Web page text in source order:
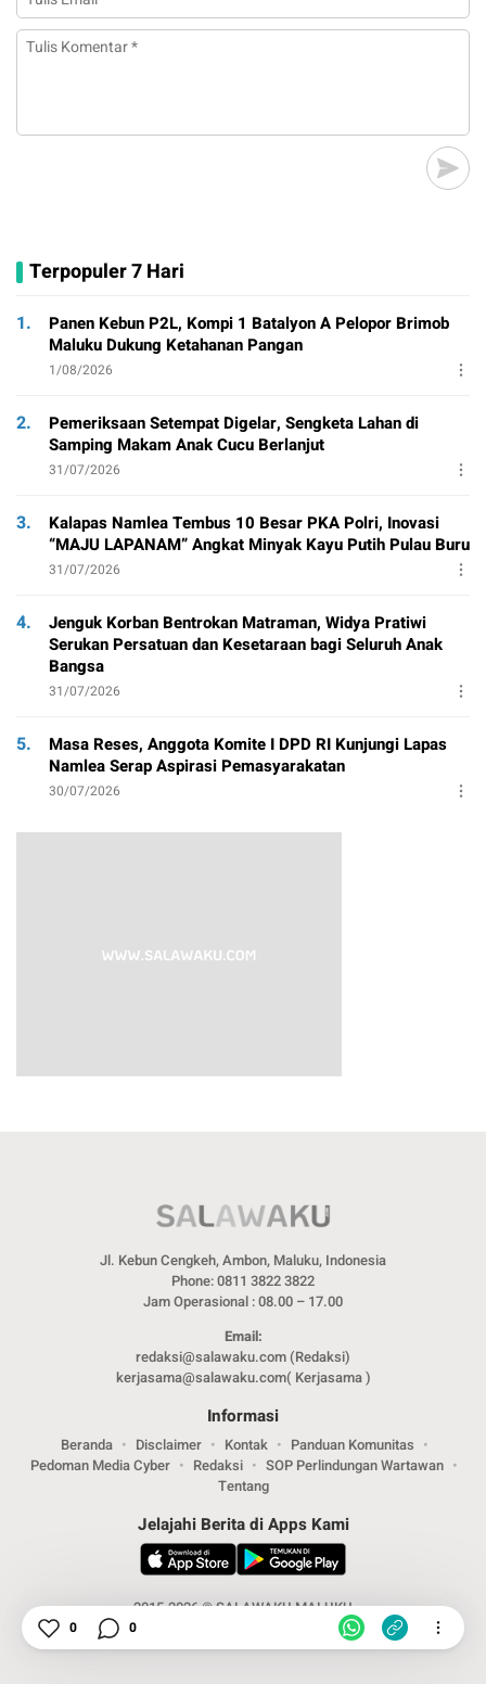
Terpopuler 7 Hari
1.
Panen Kebun P2L, Kompi 1 Batalyon A Pelopor Brimob
Maluku Dukung Ketahanan Pangan
1/08/2026
2.
Pemeriksaan Setempat Digelar, Sengketa Lahan di
Samping Makam Anak Cucu Berlanjut
31/07/2026
3.
Kalapas Namlea Tembus 10 Besar PKA Polri, Inovasi
“MAJU LAPANAM” Angkat Minyak Kayu Putih Pulau Buru
31/07/2026
4.
Jenguk Korban Bentrokan Matraman, Widya Pratiwi
Serukan Persatuan dan Kesetaraan bagi Seluruh Anak
Bangsa
31/07/2026
5.
Masa Reses, Anggota Komite I DPD RI Kunjungi Lapas
Namlea Serap Aspirasi Pemasyarakatan
30/07/2026
Jl. Kebun Cengkeh, Ambon, Maluku, Indonesia
Phone: 0811 3822 3822
Jam Operasional : 08.00 – 17.00
Email:
redaksi@salawaku.com (Redaksi)
kerjasama@salawaku.com( Kerjasama )
Informasi
Beranda Disclaimer Kontak
Panduan Komunitas
Pedoman Media Cyber
Redaksi
SOP Perlindungan Wartawan
Tentang
Jelajahi Berita di Apps Kami
2015-2026 © SALAWAKU MALUKU
0 0